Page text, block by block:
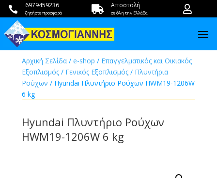
 6979459236
ζητήστε προσφορά  Αποστολή
σε όλη την Ελλάδα 
Αρχική Σελίδα/ e-shop / Επαγγελματικός και Οικιακός
Εξοπλισμός/ Γενικός Εξοπλισμός/ Πλυντήρια
Ρούχων / Hyundai Πλυντήριο Ρούχων HWM19-1206W
6 kg
Hyundai Πλυντήριο Ρούχων
HWM19-1206W 6 kg